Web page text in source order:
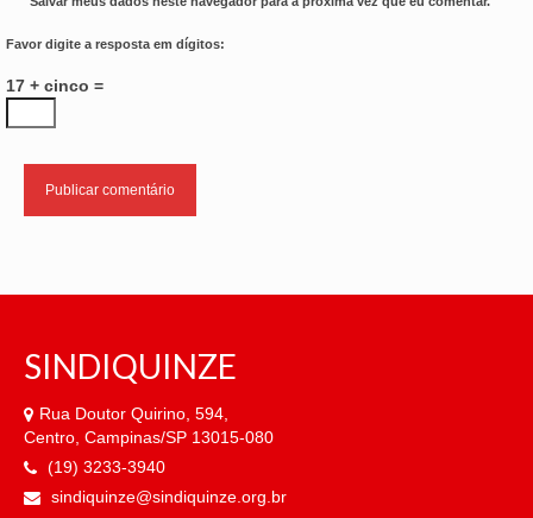
Favor digite a resposta em dígitos:
17 + cinco =
SINDIQUINZE
Rua Doutor Quirino, 594,
Centro, Campinas/SP 13015-080
(19) 3233-3940
sindiquinze@sindiquinze.org.br